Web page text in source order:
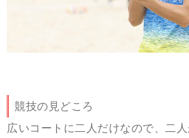
競技の見どころ
広いコートに二人だけなので、二